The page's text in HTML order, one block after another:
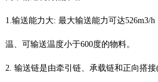
1.输送能力大: 最大输送能力可达526m3/
温、可输送温度小于600度的物料。
2. 输送链是由牵引链、承载链和正向搭